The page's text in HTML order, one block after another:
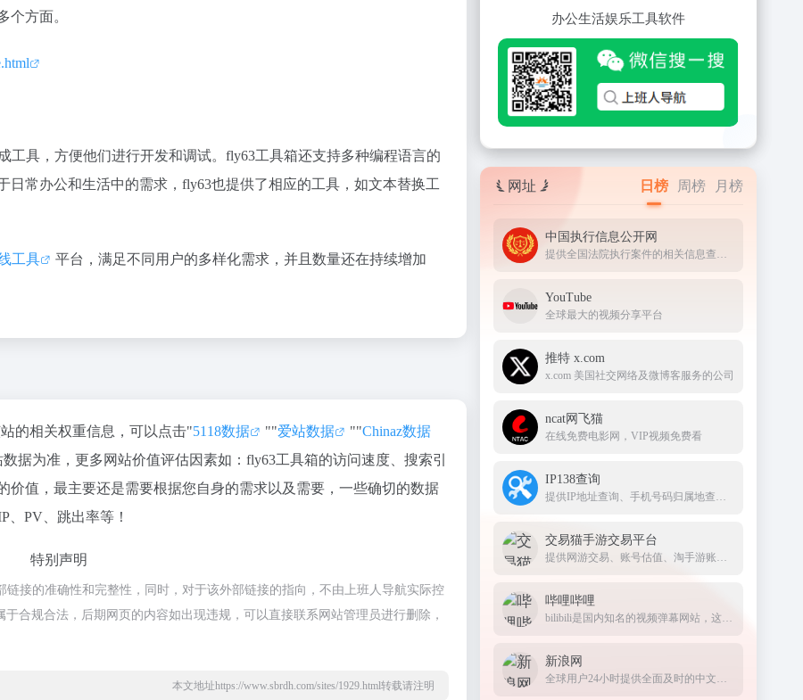
个方面。
工具，方便他们进行开发和调试。fly63工具箱还支持多种编程语言的
日常办公和生活中的需求，fly63也提供了相应的工具，如文本替换工
工具
平台，满足不同用户的多样化需求，并且数量还在持续增加
的相关权重信息，可以点击"5118数据 ""爱站数据 ""Chinaz数据
据为准，更多网站价值评估因素如：fly63工具箱的访问速度、搜索引
价值，最主要还是需要根据您自身的需求以及需要，一些确切的数据
、PV、跳出率等！
特别声明
接的准确性和完整性，同时，对于该外部链接的指向，不由上班人导航实际控
合规合法，后期网页的内容如出现违规，可以直接联系网站管理员进行删除，
本文地址https://www.sbrdh.com/sites/1929.html转载请注明
办公生活娱乐工具软件
网址 日榜 周榜 月榜
中国执行信息公开网
提供全国法院执行案件的相关信息查询服务
YouTube
全球最大的视频分享平台
推特 x.com
x.com 美国社交网络及微博客服务的公司
ncat网飞猫
在线免费电影网，VIP视频免费看
IP138查询
提供IP地址查询、手机号码归属地查询、邮政编码查询及身份证号码验证等服务
交易猫手游交易平台
提供网游交易、账号估值、淘手游账号、装备道具交易、买号卖号、游戏代练、苹果代充值、游戏充值、首充号等服务，手游交易就上交易猫官网
哔哩哔哩
bilibili是国内知名的视频弹幕网站，这里有及时的动漫新番，活跃的ACG氛围，有创意的Up主。大家可以在这里找到许多欢乐。
新浪网
全球用户24小时提供全面及时的中文资讯